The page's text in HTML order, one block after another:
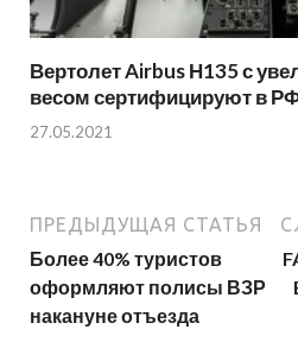
Вертолет Airbus Н135 с
весом сертифицируют в
27.05.2021
ПРЕДЫДУЩАЯ СТАТЬЯ
Более 40% туристов
оформляют полисы ВЗР
накануне отъезда